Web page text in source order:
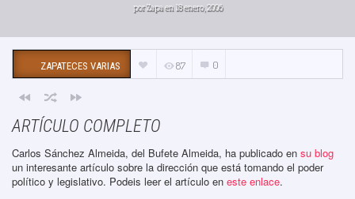
porZapaen 18 enero, 2006
ZAPATECES VARIAS 87 0
ARTÍCULO COMPLETO
Carlos Sánchez Almeida, del Bufete Almeida, ha publicado en su blog
un interesante artículo sobre la dirección que está tomando el poder
político y legislativo. Podeis leer el artículo en este enlace.